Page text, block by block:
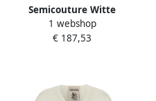
Semicouture Witte
zijdeblend broek met
geplooide details White
1 webshop
€ 187,53